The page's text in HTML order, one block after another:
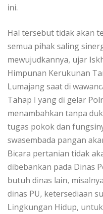
ini.
Hal tersebut tidak akan
semua pihak saling
mewujudkannya, ujar
Himpunan Kerukunan
Lumajang saat di
Tahap I yang di gelar
menambahkan tanpa
tugas pokok dan
swasembada pangan
Bicara pertanian tidak
dibebankan pada Dinas
butuh dinas lain,
dinas PU, ketersediaan
Lingkungan Hidup,